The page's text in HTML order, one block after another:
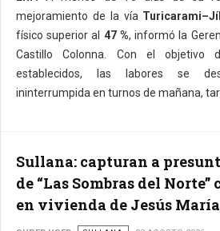
mejoramiento de la vía
físico superior al 47 %, informó la
Castillo Colonna. Con el objetivo
establecidos, las labores se
ininterrumpida en turnos de mañana,
Sullana: capturan a
de “Las Sombras del
en vivienda de Jesús María